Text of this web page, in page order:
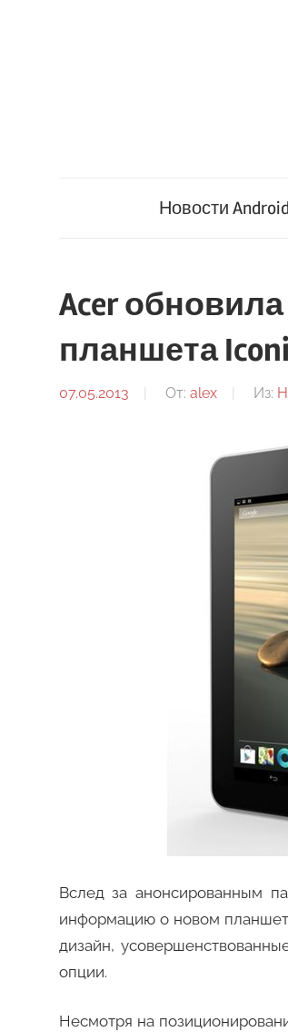
Новости Android
Acer
планшета
07.05.2013 От: alex Из:
Вслед за анонсированным
информацию о новом
дизайн,
опции.
Несмотря на